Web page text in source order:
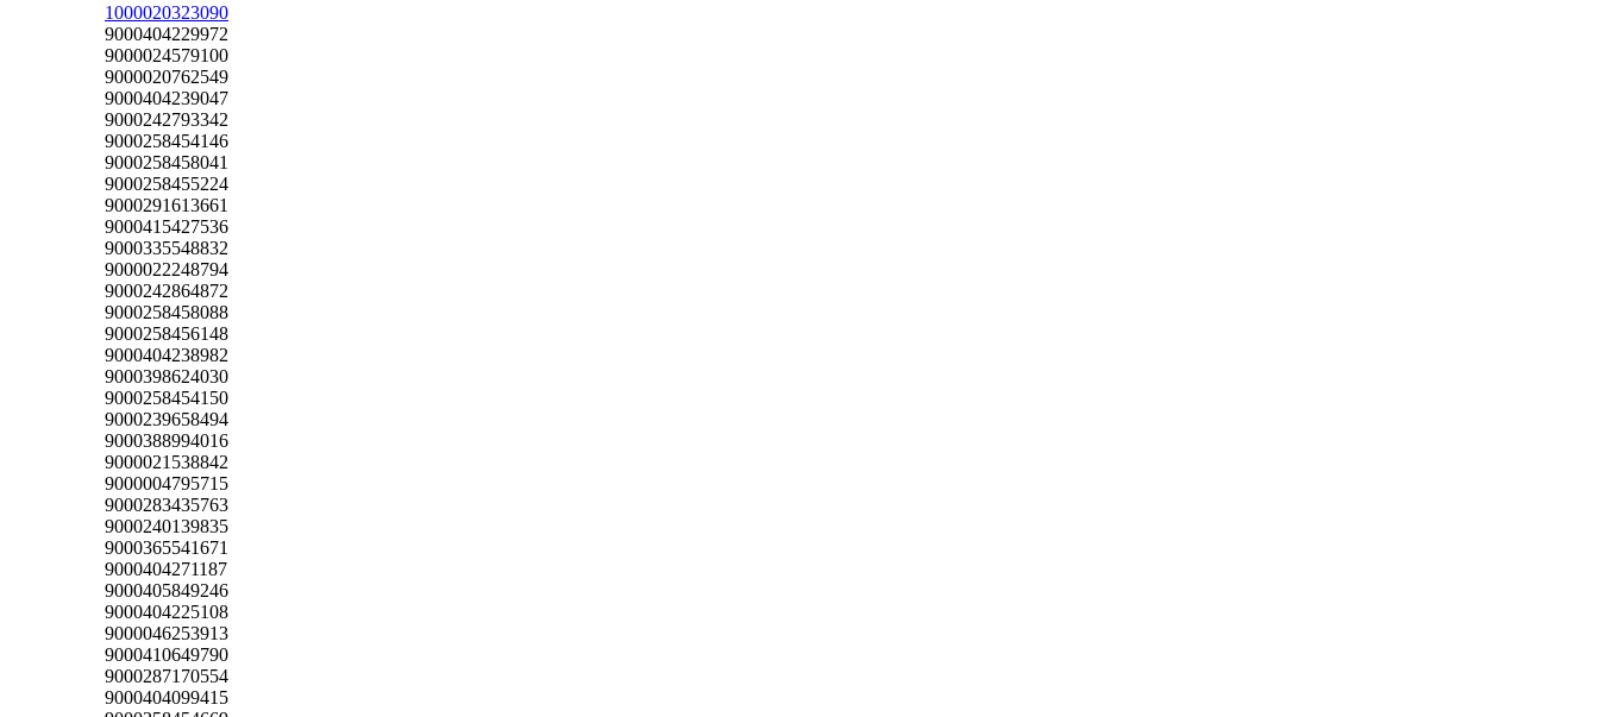
1000020323090
9000404229972
9000024579100
9000020762549
9000404239047
9000242793342
9000258454146
9000258458041
9000258455224
9000291613661
9000415427536
9000335548832
9000022248794
9000242864872
9000258458088
9000258456148
9000404238982
9000398624030
9000258454150
9000239658494
9000388994016
9000021538842
9000004795715
9000283435763
9000240139835
9000365541671
9000404271187
9000405849246
9000404225108
9000046253913
9000410649790
9000287170554
9000404099415